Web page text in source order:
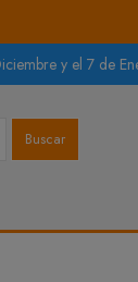
y el 7 de
Buscar